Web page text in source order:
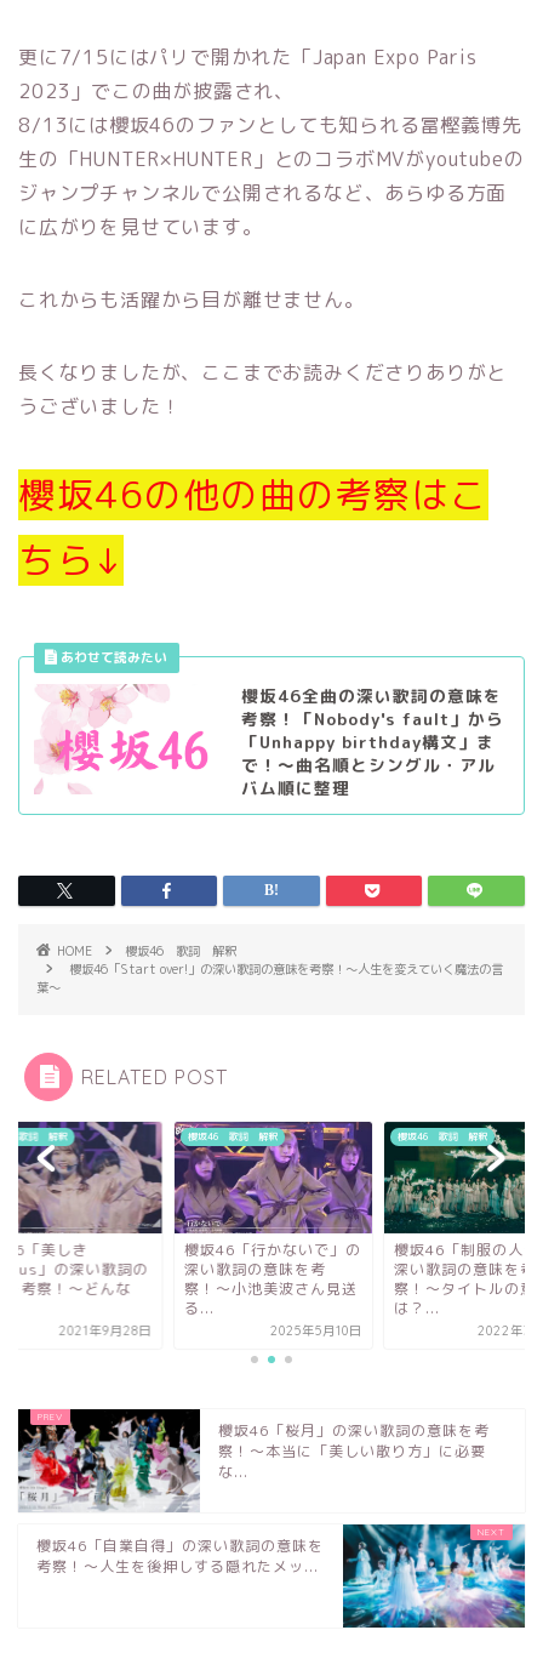
更に7/15にはパリで開かれた「Japan Expo Paris
2023」でこの曲が披露され、
8/13には櫻坂46のファンとしても知られる冨樫義博先
生の「HUNTER×HUNTER」とのコラボMVがyoutubeの
ジャンプチャンネルで公開されるなど、あらゆる方面
に広がりを見せています。
これからも活躍から目が離せません。
長くなりましたが、ここまでお読みくださりありがと
うございました！
櫻坂46の他の曲の考察はこ
ちら↓
櫻坂46全曲の深い歌詞の意味を
考察！「Nobody's fault」から
「Unhappy birthday構文」ま
で！〜曲名順とシングル・アル
バム順に整理
HOME
櫻坂46 歌詞 解釈
櫻坂46「Start over!」の深い歌詞の意味を考察！〜人生を変えていく魔法の言
葉～
RELATED POST
歌詞 解釈
46「行かないで」の
歌詞の意味を考
小池美波さん見送
2025年5月10日
櫻坂46 歌詞 解釈
櫻坂46「制服の人魚」の
深い歌詞の意味を考
察！〜タイトルの意味
は？...
2022年3月30日
櫻坂46 歌詞 解釈
櫻坂46「美しき
Nervous」の深い歌
意味を考察！～どん
状...
2021年9
櫻坂46「桜月」の深い歌詞の意味を考
察！〜本当に「美しい散り方」に必要
な...
櫻坂46「自業自得」の深い歌詞の意味を
考察！〜人生を後押しする隠れたメッ...